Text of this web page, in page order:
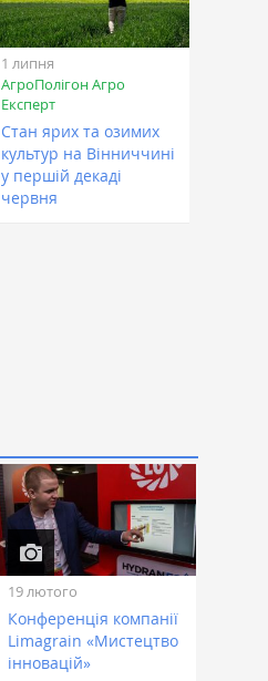
1 липня
АгроПолігон Агро
Експерт
Стан ярих та озимих
культур на Вінниччині
у першій декаді
червня
19 лютого
Конференція компанії
Limagrain «Мистецтво
інновацій»